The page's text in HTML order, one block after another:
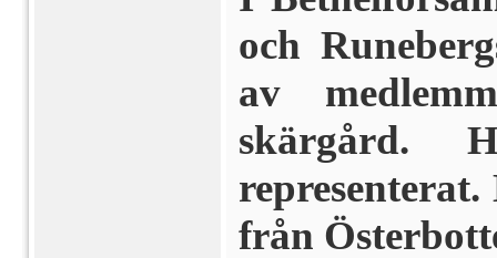
och
av
skärgård.
från